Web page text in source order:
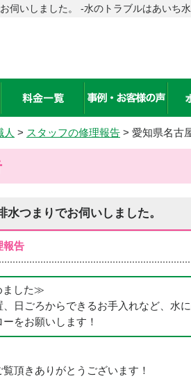
伺いしました。 -水のトラブルはあいち
人 > スタッフの修理報告 > 愛知県名古
つまりでお伺いしました。
報告
ました≫
日ごろからできるお手入れなど、水
をお願いします！
頂きありがとうございます！